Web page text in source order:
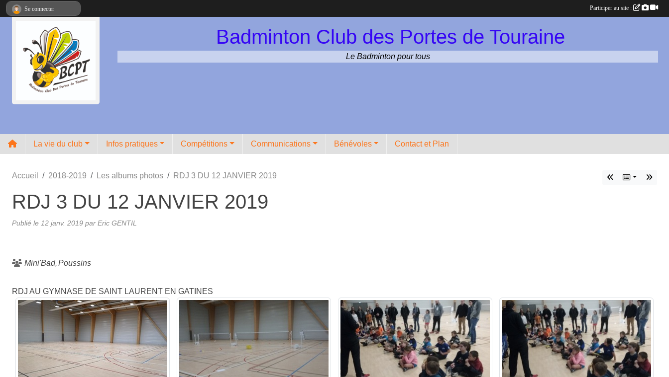
Badminton Club des Portes de Touraine
Le Badminton pour tous
La vie du club Infos pratiques Compétitions Communications Bénévoles Contact et Plan
Accueil 2018-2019 Les albums photos RDJ 3 DU 12 JANVIER 2019
RDJ 3 DU 12 JANVIER 2019
Publié le 12 janv. 2019 par Eric GENTIL
Mini'Bad Poussins
RDJ AU GYMNASE DE SAINT LAURENT EN GATINES
Se connecter Participer au site :
Panneau de gestion des cookies